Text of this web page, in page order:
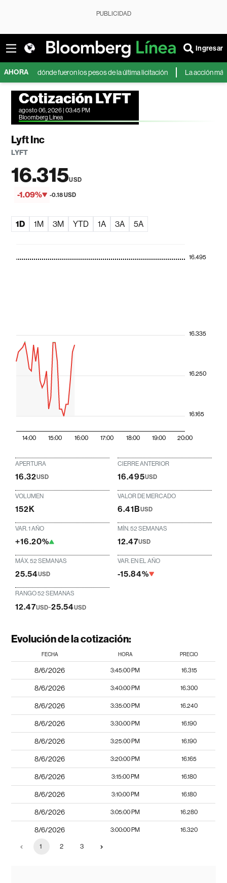
PUBLICIDAD
Ingresar
AHORA
a dónde fueron los pesos de la última licitación La acción más
Cotización LYFT
agosto 06, 2026 | 03:45 PM
Bloomberg Línea
Lyft Inc
LYFT
16.315USD
-1.09% -0.18 USD
1D 1M 3M YTD 1A 3A 5A
14:00 15:00 16:00 17:00 18:00 19:00 20:00
16.165
16.250
16.335
16.495
APERTURA
16.32USD
CIERRE ANTERIOR
16.495USD
VOLUMEN
152K
VALOR DE MERCADO
6.41BUSD
VAR. 1 AÑO
+16.20%
MÍN. 52 SEMANAS
12.47USD
MÁX. 52 SEMANAS
25.54USD
VAR. EN EL AÑO
-15.84%
RANGO 52 SEMANAS
12.47USD-25.54USD
Evolución de la cotización:
FECHA HORA PRECIO
8/6/2026 3:45:00 PM 16.315
8/6/2026 3:40:00 PM 16.300
8/6/2026 3:35:00 PM 16.240
8/6/2026 3:30:00 PM 16.190
8/6/2026 3:25:00 PM 16.190
8/6/2026 3:20:00 PM 16.165
8/6/2026 3:15:00 PM 16.180
8/6/2026 3:10:00 PM 16.180
8/6/2026 3:05:00 PM 16.280
8/6/2026 3:00:00 PM 16.320
1 2 3